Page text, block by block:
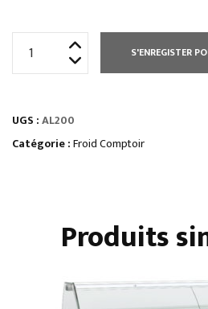
droit
froid
S'ENREGISTER
UGS :AL200
Catégorie :Froid Comptoir
Produits